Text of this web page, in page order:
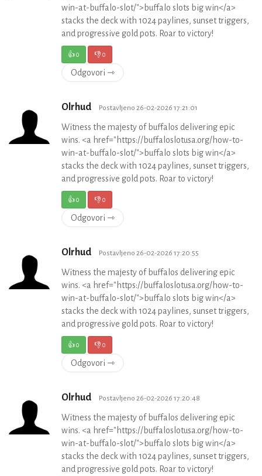
win-at-buffalo-slot/">buffalo slots big win</a>
stacks the deck with 1024 paylines, sunset triggers,
and progressive gold pots. Roar to victory!
👍0 👎0
Odgovori ⇾
Olrhud Postavljeno 26-02-2026 17:21:01
Witness the majesty of buffalos delivering epic
wins. <a href="https://buffaloslotusa.org/how-to-
win-at-buffalo-slot/">buffalo slots big win</a>
stacks the deck with 1024 paylines, sunset triggers,
and progressive gold pots. Roar to victory!
👍0 👎0
Odgovori ⇾
Olrhud Postavljeno 26-02-2026 17:20:55
Witness the majesty of buffalos delivering epic
wins. <a href="https://buffaloslotusa.org/how-to-
win-at-buffalo-slot/">buffalo slots big win</a>
stacks the deck with 1024 paylines, sunset triggers,
and progressive gold pots. Roar to victory!
👍0 👎0
Odgovori ⇾
Olrhud Postavljeno 26-02-2026 17:20:48
Witness the majesty of buffalos delivering epic
wins. <a href="https://buffaloslotusa.org/how-to-
win-at-buffalo-slot/">buffalo slots big win</a>
stacks the deck with 1024 paylines, sunset triggers,
and progressive gold pots. Roar to victory!